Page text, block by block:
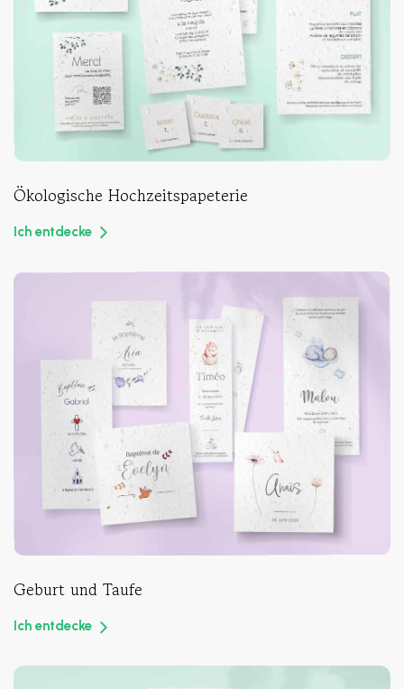
Ökologische Hochzeitspapeterie
Ich entdecke
Geburt und Taufe
Ich entdecke